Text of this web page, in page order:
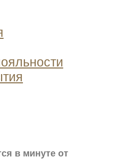
в минуте от